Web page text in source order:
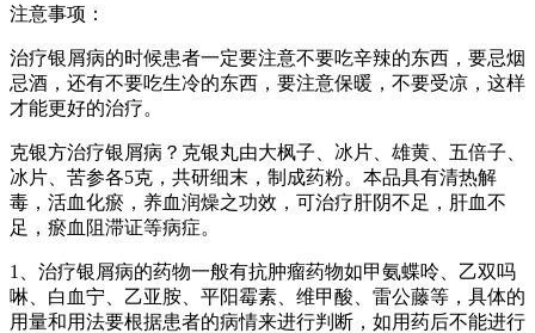
注意事项：
治疗银屑病的时候患者一定要注意不要吃辛辣的东西，要忌烟
忌酒，还有不要吃生冷的东西，要注意保暖，不要受凉，这样
才能更好的治疗。
克银方治疗银屑病？克银丸由大枫子、冰片、雄黄、五倍子、
冰片、苦参各5克，共研细末，制成药粉。本品具有清热解
毒，活血化瘀，养血润燥之功效，可治疗肝阴不足，肝血不
足，瘀血阻滞证等病症。
1、治疗银屑病的药物一般有抗肿瘤药物如甲氨蝶呤、乙双吗
啉、白血宁、乙亚胺、平阳霉素、维甲酸、雷公藤等，具体的
用量和用法要根据患者的病情来进行判断，如用药后不能进行